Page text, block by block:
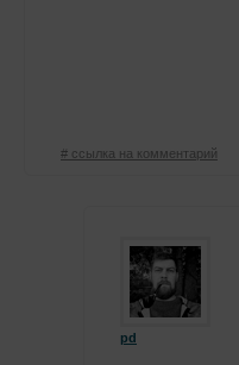
# ссылка на комментарий
pd